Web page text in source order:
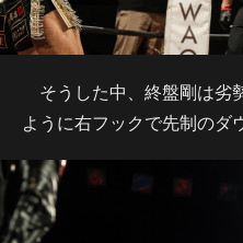
そうした中、終盤剛は劣
ように右フックで先制のダ